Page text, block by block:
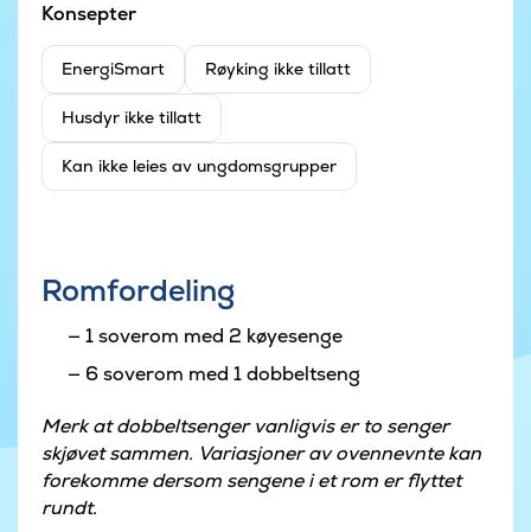
Konsepter
EnergiSmart Røyking ikke tillatt
Husdyr ikke tillatt
Kan ikke leies av ungdomsgrupper
Romfordeling
1 soverom med 2 køyesenge
6 soverom med 1 dobbeltseng
Merk at dobbeltsenger vanligvis er to senger
skjøvet sammen. Variasjoner av ovennevnte kan
forekomme dersom sengene i et rom er flyttet
rundt.